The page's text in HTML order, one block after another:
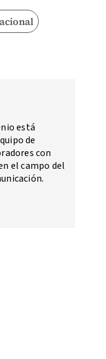
está
de
con
el campo del